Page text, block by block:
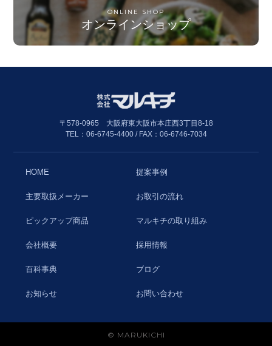
ONLINE SHOP
オンラインショップ
〒578-0965 大阪府東大阪市本庄西3丁目8-18
TEL：06-6745-4400 / FAX：06-6746-7034
HOME 提案事例
主要取扱メーカー お取引の流れ
ピックアップ商品 マルキチの取り組み
会社概要 採用情報
百科事典 ブログ
お知らせ お問い合わせ
© MARUKICHI